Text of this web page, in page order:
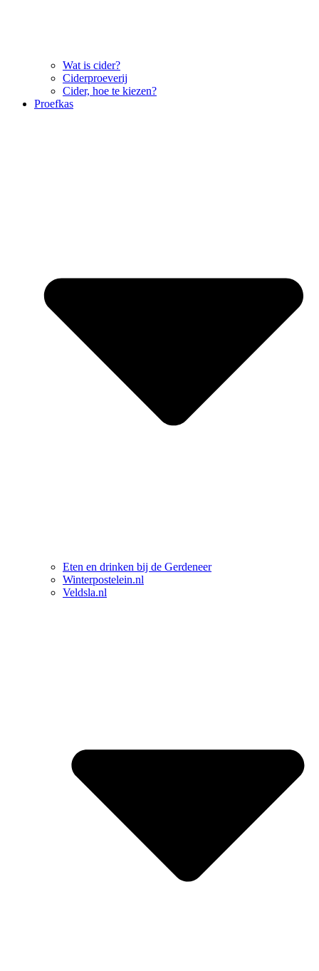
Wat is cider?
Ciderproeverij
Cider, hoe te kiezen?
Proefkas
Eten en drinken bij de Gerdeneer
Winterpostelein.nl
Veldsla.nl